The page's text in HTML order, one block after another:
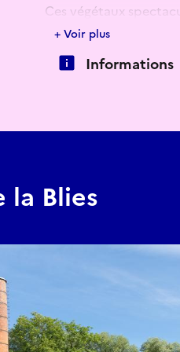
Ces végétaux
légumes. Mais pas
sèmeront du rêve
+ Voir plus
Informations
la Blies